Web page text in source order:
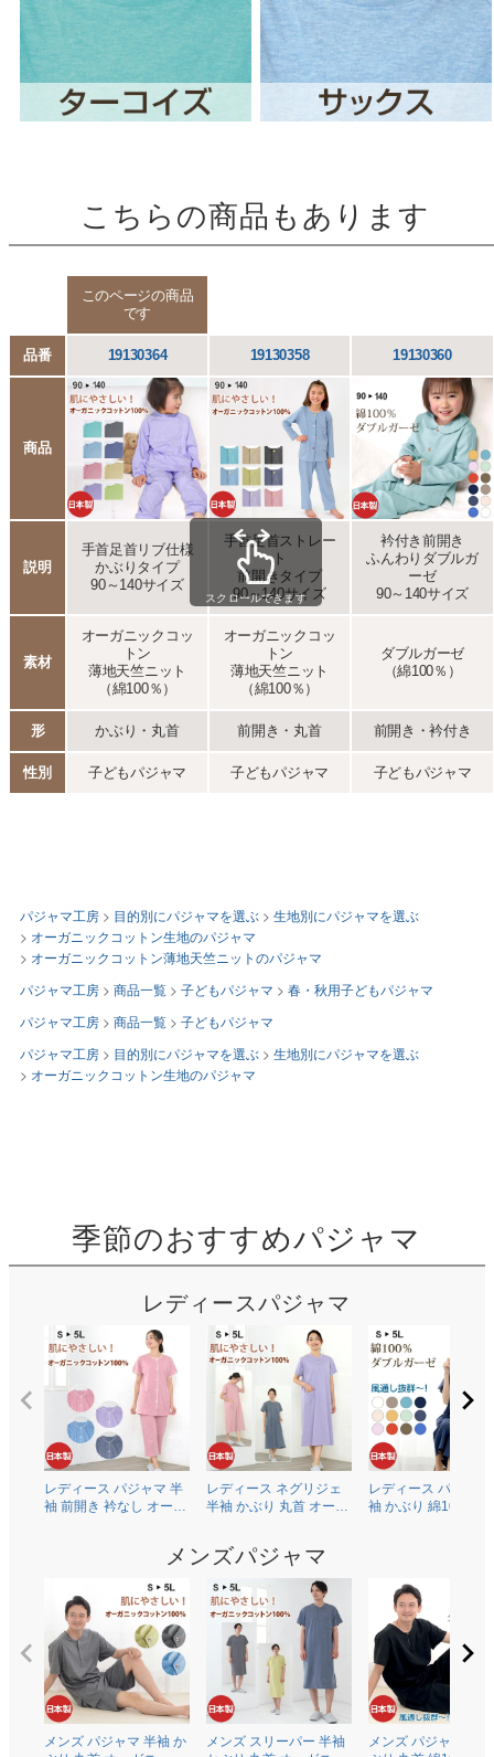
こちらの商品もあります
パジャマ工房 目的別にパジャマを選ぶ
生地別にパジャマを選ぶ
オーガニックコットン生地のパジャマ
オーガニックコットン薄地天竺ニットのパジャマ
パジャマ工房
商品一覧 子どもパジャマ
春・秋用子どもパジャマ
パジャマ工房
商品一覧
子どもパジャマ
パジャマ工房
目的別にパジャマを選ぶ
生地別にパジャマを選ぶ
オーガニックコットン生地のパジャマ
季節のおすすめパジャマ
レディースパジャマ
レディース パジャマ 半
袖 前開き 衿なし オーガ
レディース ネグリジェ
半袖 かぶり 丸首 オーガ
レディース パジャマ
袖 かぶり 綿100％二
メンズパジャマ
メンズ パジャマ 半袖 か
メンズ スリーパー 半袖
メンズ パジャマ 半